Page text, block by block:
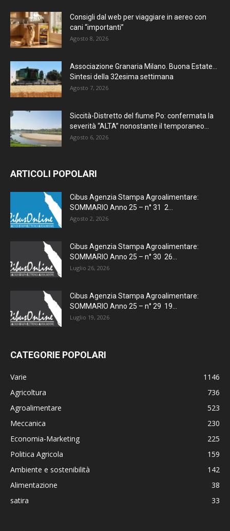
Consigli dal web per viaggiare in aereo con
cani “importanti”
Agosto 8, 2026
Associazione Granaria Milano. Buona Estate…
Sintesi della 32esima settimana
Agosto 7, 2026
Siccità-Distretto del fiume Po: confermata la
severità “ALTA” nonostante il temporaneo...
Agosto 6, 2026
ARTICOLI POPOLARI
Cibus Agenzia Stampa Agroalimentare:
SOMMARIO Anno 25 – n° 31 2...
Agosto 2, 2026
Cibus Agenzia Stampa Agroalimentare:
SOMMARIO Anno 25 – n° 30 26...
Luglio 26, 2026
Cibus Agenzia Stampa Agroalimentare:
SOMMARIO Anno 25 – n° 29 19...
Luglio 19, 2026
CATEGORIE POPOLARI
Varie
1146
Agricoltura
736
Agroalimentare
523
Meccanica
230
Economia-Marketing
225
Politica Agricola
159
Ambiente e sostenibilità
142
Alimentazione
38
satira
33